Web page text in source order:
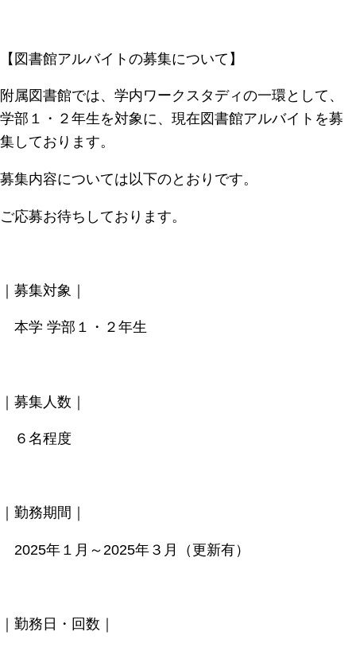
【図書館アルバイトの募集について】
附属図書館では、学内ワークスタディの一環として、
学部１・２年生を対象に、現在図書館アルバイトを募
集しております。
募集内容については以下のとおりです。
ご応募お待ちしております。
｜募集対象｜
本学 学部１・２年生
｜募集人数｜
６名程度
｜勤務期間｜
2025年１月～2025年３月（更新有）
｜勤務日・回数｜